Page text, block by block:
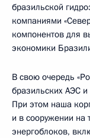
бразильской
компаниями
компонентов для
экономики
В свою очередь
бразильских АЭС
При этом наша
и в сооружении на
энергоблоков,